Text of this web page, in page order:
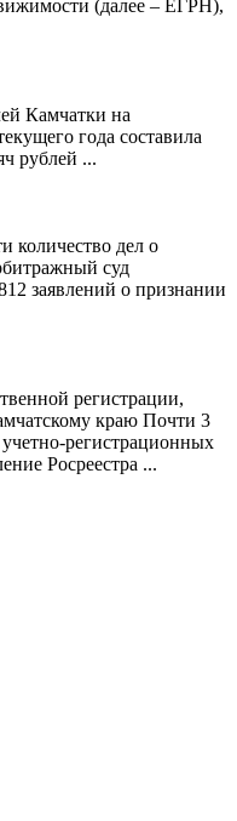
(далее – ЕГРН),
Камчатки на
года составила
рублей ...
количество дел о
суд
заявлений о признании
регистрации,
краю Почти 3
регистрационных
Росреестра ...